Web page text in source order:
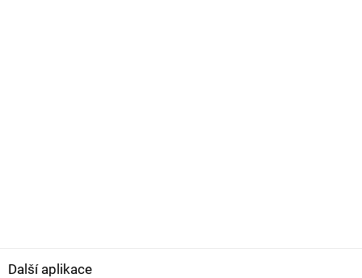
Další aplikace